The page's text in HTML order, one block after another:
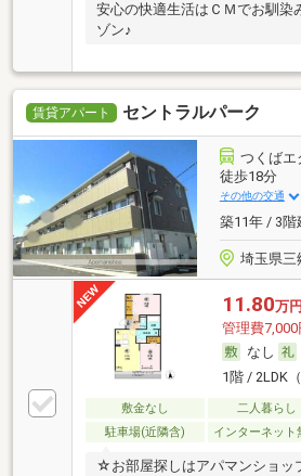
安心の快適生活はＣＭでお馴染
ゾン♪
賃貸アパート セントラルパーク
つくばエ
徒歩18分
その他の交通
築11年 / 3階
埼玉県三
11.80万円
管理費7,000
なし
1階 / 2LDK
敷金なし 二人暮らし
駐車場(近隣含)
インターネット
☆お部屋探しはアパマンショッ